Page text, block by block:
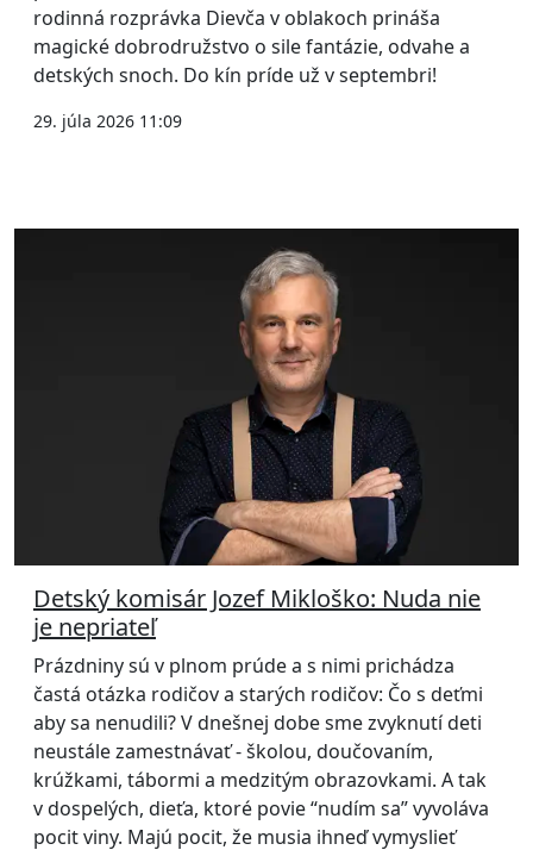
rodinná rozprávka Dievča v oblakoch prináša
magické dobrodružstvo o sile fantázie, odvahe a
detských snoch. Do kín príde už v septembri!
29. júla 2026 11:09
Detský komisár Jozef Mikloško: Nuda nie
je nepriateľ
Prázdniny sú v plnom prúde a s nimi prichádza
častá otázka rodičov a starých rodičov: Čo s deťmi
aby sa nenudili? V dnešnej dobe sme zvyknutí deti
neustále zamestnávať - školou, doučovaním,
krúžkami, tábormi a medzitým obrazovkami. A tak
v dospelých, dieťa, ktoré povie “nudím sa” vyvoláva
pocit viny. Majú pocit, že musia ihneď vymyslieť